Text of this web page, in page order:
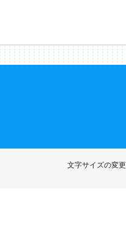
文字サイズの変更